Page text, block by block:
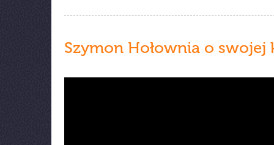
Szymon Hołownia o swojej